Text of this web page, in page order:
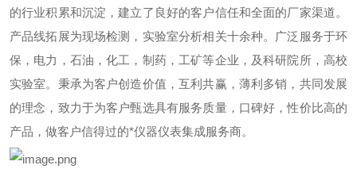
的行业积累和沉淀，建立了良好的客户信任和全面的厂家渠道。
产品线拓展为现场检测，实验室分析相关十余种。
广泛服务于环
保，电力，石油，化工，制药，工矿等企业，及科研院所，高校
实验室。 秉承为客户创造价值，互利共赢，薄利多销，共同发展
的理念，致力于为客户甄选具有服务质量，口碑好，性价比高的
产品，做客户信得过的*仪器仪表集成服务商。